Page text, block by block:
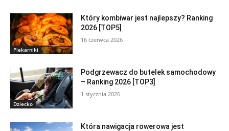
Piekarniki
Który kombiwar jest najlepszy? Ranking
2026 [TOP5]
16 czerwca 2026
Dziecko
Podgrzewacz do butelek samochodowy
– Ranking 2026 [TOP3]
1 stycznia 2026
Która nawigacja rowerowa jest